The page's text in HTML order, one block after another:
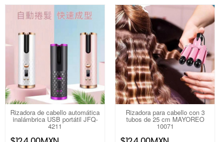
Rizadora de cabello automática
inalámbrica USB portátil JFQ-
4211
Rizadora para cabello con 3
tubos de 25 cm MAYOREO
10071